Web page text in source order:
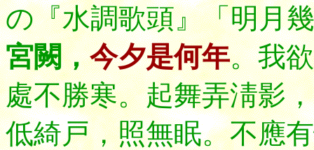
の『水調歌頭』「明月
宮闕，今夕是何年。我
處不勝寒。起舞弄淸
低綺戸，照無眠。不應